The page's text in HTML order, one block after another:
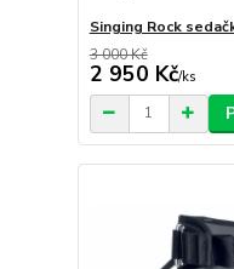
Singing Rock
3 000 Kč
2 950 Kč/ks